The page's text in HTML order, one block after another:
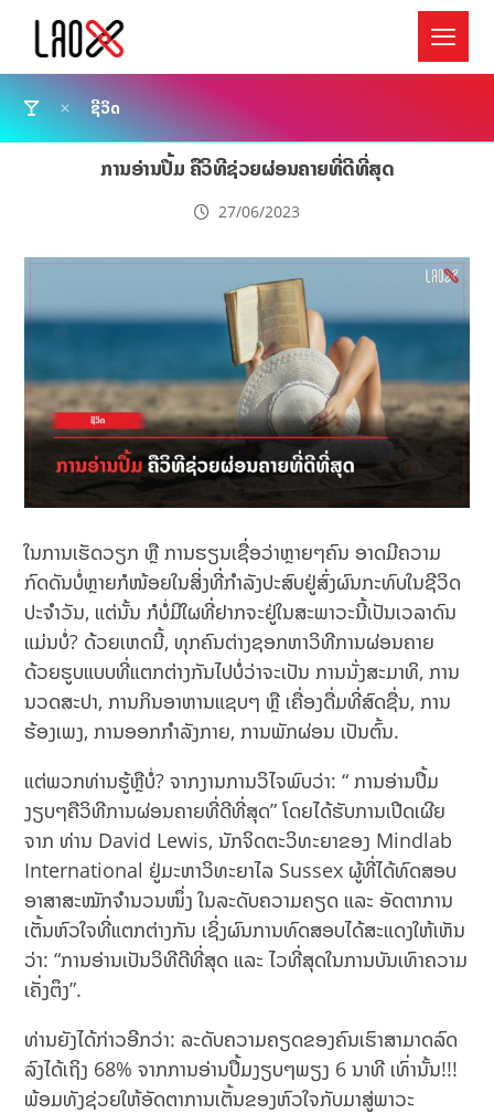
ຊີວິດ
ການອ່ານປຶ້ມ ຄືວິທີຊ່ວຍຜ່ອນຄາຍທີ່ດີທີ່ສຸດ
27/06/2023
ໃນການເຮັດວຽກ ຫຼື ການຮຽນເຊື່ອວ່າຫຼາຍໆຄົນ ອາດມີຄວາມ
ກົດດັນບໍ່ຫຼາຍກໍໜ້ອຍໃນສິ່ງທີ່ກຳລັງປະສົບຢູ່ສົ່ງຜົນກະທົບໃນຊີວິດ
ປະຈຳວັນ, ແຕ່ນັ້ນ ກໍບໍ່ມີໃຜທີ່ຢາກຈະຢູ່ໃນສະພາວະນີ້ເປັນເວລາດົນ
ແມ່ນບໍ່? ດ້ວຍເຫດນີ້, ທຸກຄົນຕ່າງຊອກຫາວິທີການຜ່ອນຄາຍ
ດ້ວຍຮູບແບບທີ່ແຕກຕ່າງກັນໄປບໍ່ວ່າຈະເປັນ ການນັ່ງສະມາທິ, ການ
ນວດສະປາ, ການກິນອາຫານແຊບໆ ຫຼື ເຄື່ອງດື່ມທີ່ສົດຊື່ນ, ການ
ຮ້ອງເພງ, ການອອກກຳລັງກາຍ, ການພັກຜ່ອນ ເປັນຕົ້ນ.
ແຕ່ພວກທ່ານຮູ້ຫຼືບໍ່? ຈາກງານການວິໄຈພົບວ່າ: “ ການອ່ານປຶ້ມ
ງຽບໆຄືວິທີການຜ່ອນຄາຍທີ່ດີທີ່ສຸດ” ໂດຍໄດ້ຮັບການເປີດເຜີຍ
ຈາກ ທ່ານ David Lewis, ນັກຈິດຕະວິທະຍາຂອງ Mindlab
International ຢູ່ມະຫາວິທະຍາໄລ Sussex ຜູ້ທີ່ໄດ້ທົດສອບ
ອາສາສະໝັກຈຳນວນໜຶ່ງ ໃນລະດັບຄວາມຄຽດ ແລະ ອັດຕາການ
ເຕັ້ນຫົວໃຈທີ່ແຕກຕ່າງກັນ ເຊິ່ງຜົນການທົດສອບໄດ້ສະແດງໃຫ້ເຫັນ
ວ່າ: “ການອ່ານເປັນວິທີດີທີ່ສຸດ ແລະ ໄວທີ່ສຸດໃນການບັນເທົາຄວາມ
ເຄັ່ງຕຶງ”.
ທ່ານຍັງໄດ້ກ່າວອີກວ່າ: ລະດັບຄວາມຄຽດຂອງຄົນເຮົາສາມາດລົດ
ລົງໄດ້ເຖິງ 68% ຈາກການອ່ານປຶ້ມງຽບໆພຽງ 6 ນາທີ ເທົ່ານັ້ນ!!!
ພ້ອມທັງຊ່ວຍໃຫ້ອັດຕາການເຕັ້ນຂອງຫົວໃຈກັບມາສູ່ພາວະ